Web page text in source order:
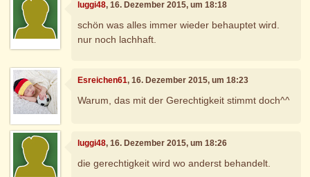
luggi48, 16. Dezember 2015, um 18:18
schön was alles immer wieder behauptet wird.
nur noch lachhaft.
Esreichen61, 16. Dezember 2015, um 18:23
Warum, das mit der Gerechtigkeit stimmt doch^^
luggi48, 16. Dezember 2015, um 18:26
die gerechtigkeit wird wo anderst behandelt.